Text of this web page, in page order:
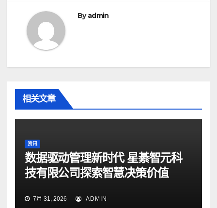
Byadmin
相关文章
资讯
数据驱动管理新时代 星綦智元科
技有限公司探索智慧决策价值
7月 31, 2026 ADMIN